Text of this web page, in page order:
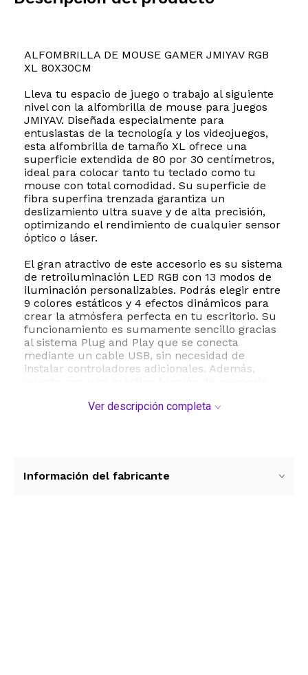
ALFOMBRILLA DE MOUSE GAMER JMIYAV RGB
XL 80X30CM
Lleva tu espacio de juego o trabajo al siguiente
nivel con la alfombrilla de mouse para juegos
JMIYAV. Diseñada especialmente para
entusiastas de la tecnología y los videojuegos,
esta alfombrilla de tamaño XL ofrece una
superficie extendida de 80 por 30 centímetros,
ideal para colocar tanto tu teclado como tu
mouse con total comodidad. Su superficie de
fibra superfina trenzada garantiza un
deslizamiento ultra suave y de alta precisión,
optimizando el rendimiento de cualquier sensor
óptico o láser.
El gran atractivo de este accesorio es su sistema
de retroiluminación LED RGB con 13 modos de
iluminación personalizables. Podrás elegir entre
9 colores estáticos y 4 efectos dinámicos para
crear la atmósfera perfecta en tu escritorio. Su
funcionamiento es sumamente sencillo gracias
al sistema Plug and Play que se conecta
mediante un cable USB, sin necesidad de
instalar controladores adicionales. Además,
seleccionado al encenderla.
cualquier escritorio, evitando desplazamientos
Ver descripción completa
Información del fabricante